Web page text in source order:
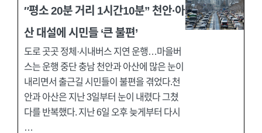
″평소 20분 거리 1시간10분” 천안·아
산 대설에 시민들 ‘큰 불편’
도로 곳곳 정체·시내버스 지연 운행…마을버
스는 운행 중단 충남 천안과 아산에 많은 눈이
내리면서 출근길 시민들이 불편을 겪었다.천
안과 아산은 지난 3일부터 눈이 내렸다 그쳤
다를 반복했다. 지난 6일 오후 늦게부터 다시
…